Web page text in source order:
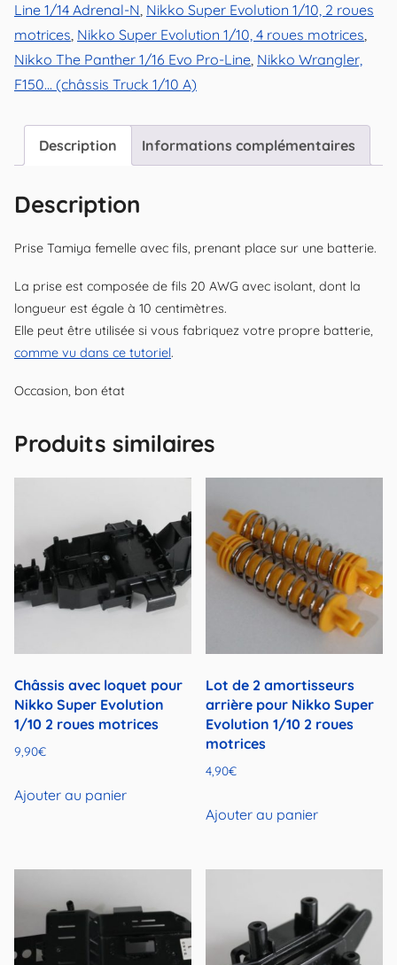
Line 1/14 Adrenal-N, Nikko Super Evolution 1/10, 2 roues
motrices, Nikko Super Evolution 1/10, 4 roues motrices,
Nikko The Panther 1/16 Evo Pro-Line, Nikko Wrangler,
F150... (châssis Truck 1/10 A)
Description Informations complémentaires
Description
Prise Tamiya femelle avec fils, prenant place sur une batterie.
La prise est composée de fils 20 AWG avec isolant, dont la
longueur est égale à 10 centimètres.
Elle peut être utilisée si vous fabriquez votre propre batterie,
comme vu dans ce tutoriel.
Occasion, bon état
Produits similaires
Châssis avec loquet pour
Nikko Super Evolution
1/10 2 roues motrices
9,90€
Ajouter au panier
Lot de 2 amortisseurs
arrière pour Nikko Super
Evolution 1/10 2 roues
motrices
4,90€
Ajouter au panier